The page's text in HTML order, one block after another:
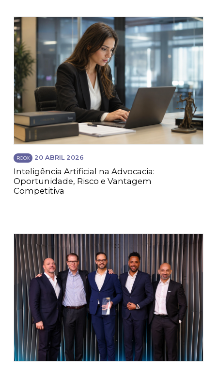
ROOX 20 ABRIL 2026
Inteligência Artificial na Advocacia:
Oportunidade, Risco e Vantagem
Competitiva